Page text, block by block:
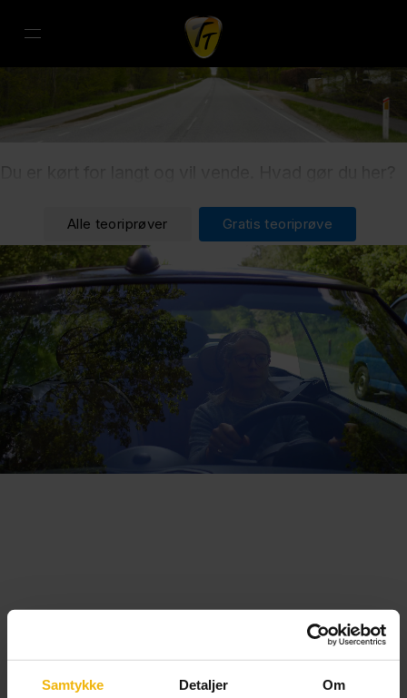
Samtykke Detaljer Om
Alle teoriprøver Gratis teoriprøve